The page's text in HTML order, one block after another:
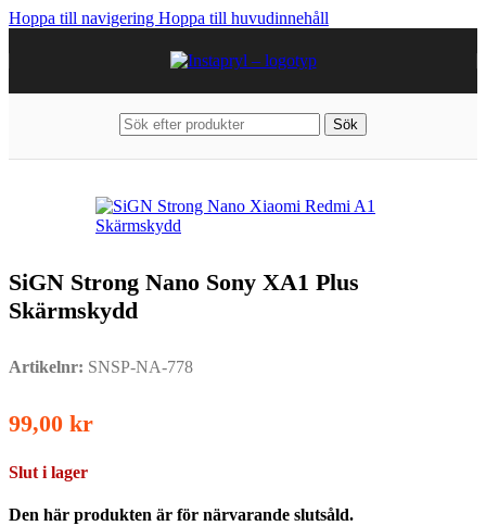
Hoppa till navigering Hoppa till huvudinnehåll
Sök
SiGN Strong Nano Sony XA1 Plus
Skärmskydd
Artikelnr: SNSP-NA-778
99,00 kr
Slut i lager
Den här produkten är för närvarande slutsåld.